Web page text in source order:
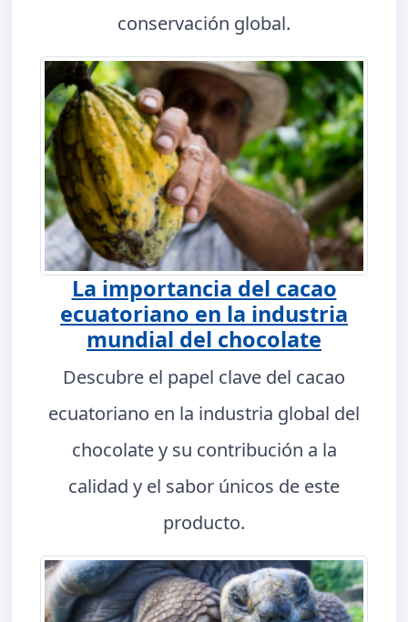
conservación global.
La importancia del cacao
ecuatoriano en la industria
mundial del chocolate
Descubre el papel clave del cacao
ecuatoriano en la industria global del
chocolate y su contribución a la
calidad y el sabor únicos de este
producto.